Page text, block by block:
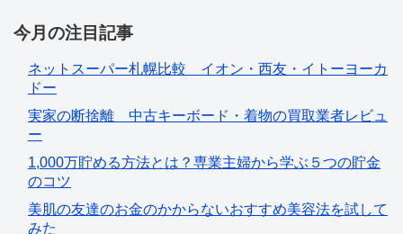
今月の注目記事
ネットスーパー札幌比較 イオン・西友・イトーヨーカ
ドー
実家の断捨離 中古キーボード・着物の買取業者レビュ
ー
1,000万貯める方法とは？専業主婦から学ぶ５つの貯金
のコツ
美肌の友達のお金のかからないおすすめ美容法を試して
みた